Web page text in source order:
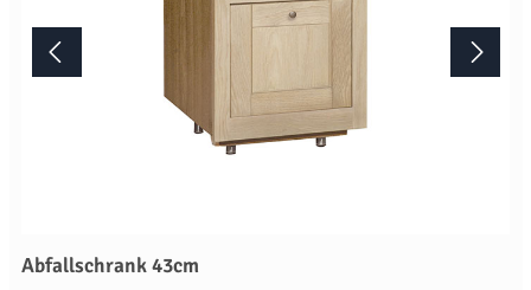
Abfallschrank 43cm